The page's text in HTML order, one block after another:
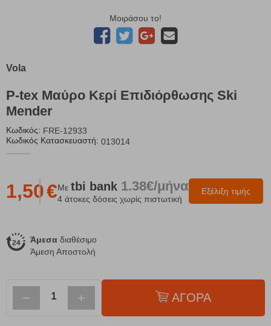
Μοιράσου το!
Vola
P-tex Μαύρο Κερί Επιδιόρθωσης Ski
Mender
Κωδικός: FRE-12933
Κωδικός Κατασκευαστή: 013014
Εξέλιξη τιμής
1,50€Με tbi bank 1.38€/μήνα
4 άτοκες δόσεις χωρίς πιστωτική
Άμεσα διαθέσιμο
Άμεση Αποστολή
− + ΑΓΟΡΑ